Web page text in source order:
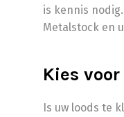
is kennis
Metalstock en
Kies
Is uw loods te